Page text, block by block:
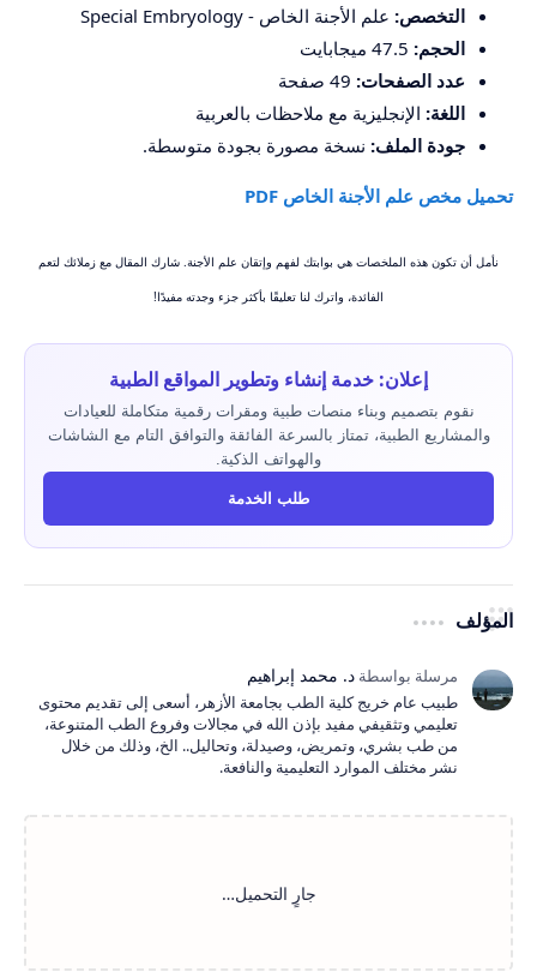
التخصص: علم الأجنة الخاص - Special Embryology
الحجم:
عدد الصفحات:
اللغة: الإنجليزية مع ملاحظات بالعربية
جودة الملف: نسخة مصورة بجودة متوسطة.
تحميل مخص علم الأجنة الخاص PDF
نأمل أن تكون هذه الملخصات هي بوابتك لفهم وإتقان علم الأجنة. شارك المقال مع زملائك لتعم
الفائدة، واترك لنا تعليقًا بأكثر جزء وجدته مفيدًا!
إعلان: خدمة إنشاء وتطوير المواقع الطبية
نقوم بتصميم وبناء منصات طبية ومقرات رقمية متكاملة للعيادات
والمشاريع الطبية، تمتاز بالسرعة الفائقة والتوافق التام مع الشاشات
والهواتف الذكية.
طلب الخدمة
المؤلف
طبيب عام خريج كلية الطب بجامعة الأزهر، أسعى إلى تقديم محتوى
تعليمي وتثقيفي مفيد بإذن الله في مجالات وفروع الطب المتنوعة،
من طب بشري، وتمريض، وصيدلة، وتحاليل.. الخ، وذلك من خلال
نشر مختلف الموارد التعليمية والنافعة.